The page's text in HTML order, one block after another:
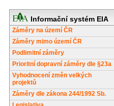
Informační systém EIA
Záměry na území ČR
Záměry mimo území ČR
Podlimitní záměry
Prioritní dopravní záměry dle §23a
Vyhodnocení změn velkých
projektů
Záměry dle zákona 244/1992 Sb.